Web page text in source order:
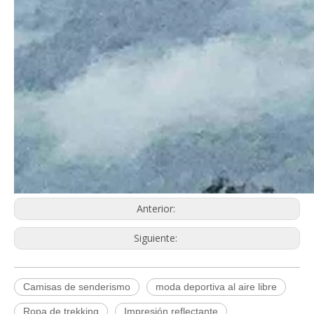
Anterior:
Siguiente:
Camisas de senderismo moda deportiva al aire libre
Ropa de trekking Impresión reflectante
QPolítica de quejas